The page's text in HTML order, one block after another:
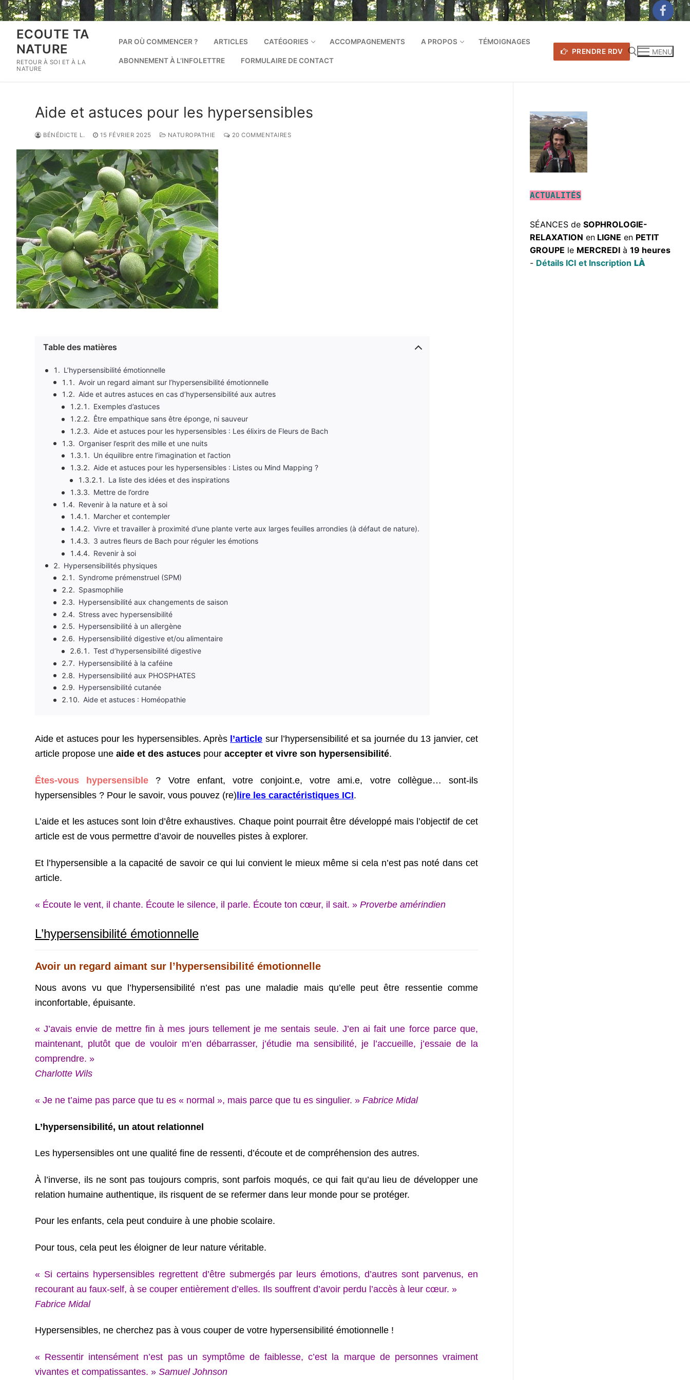
Aller
au
contenuECOUTE TA
NATURE
RETOUR À SOI ET À LA
NATURE
PAR OÙ COMMENCER ? ARTICLES CATÉGORIES ACCOMPAGNEMENTS A PROPOS TÉMOIGNAGES
ABONNEMENT À L’INFOLETTRE FORMULAIRE DE CONTACT
PRENDRE RDV MENU
Aide et astuces pour les hypersensibles
BÉNÉDICTE L. 15 FÉVRIER 2025 NATUROPATHIE 20 COMMENTAIRES
Table des matières
L’hypersensibilité émotionnelle
Avoir un regard aimant sur l’hypersensibilité émotionnelle
Aide et autres astuces en cas d’hypersensibilité aux autres
Exemples d’astuces
Être empathique sans être éponge, ni sauveur
Aide et astuces pour les hypersensibles : Les élixirs de Fleurs de Bach
Organiser l’esprit des mille et une nuits
Un équilibre entre l’imagination et l’action
Aide et astuces pour les hypersensibles : Listes ou Mind Mapping ?
La liste des idées et des inspirations
Mettre de l’ordre
Revenir à la nature et à soi
Marcher et contempler
Vivre et travailler à proximité d’une plante verte aux larges feuilles arrondies (à défaut de nature).
3 autres fleurs de Bach pour réguler les émotions
Revenir à soi
Hypersensibilités physiques
Syndrome prémenstruel (SPM)
Spasmophilie
Hypersensibilité aux changements de saison
Stress avec hypersensibilité
Hypersensibilité à un allergène
Hypersensibilité digestive et/ou alimentaire
Test d’hypersensibilité digestive
Hypersensibilité à la caféine
Hypersensibilité aux PHOSPHATES
Hypersensibilité cutanée
Aide et astuces : Homéopathie
Aide et astuces pour les hypersensibles. Après l’article sur l’hypersensibilité et sa journée du 13 janvier, cet
article propose une aide et des astuces pour accepter et vivre son hypersensibilité.
Êtes-vous hypersensible ? Votre enfant, votre conjoint.e, votre ami.e, votre collègue… sont-ils
hypersensibles ? Pour le savoir, vous pouvez (re)lire les caractéristiques ICI.
L’aide et les astuces sont loin d’être exhaustives. Chaque point pourrait être développé mais l’objectif de cet
article est de vous permettre d’avoir de nouvelles pistes à explorer.
Et l’hypersensible a la capacité de savoir ce qui lui convient le mieux même si cela n’est pas noté dans cet
article.
« Écoute le vent, il chante. Écoute le silence, il parle. Écoute ton cœur, il sait. » Proverbe amérindien
L’hypersensibilité émotionnelle
Avoir un regard aimant sur l’hypersensibilité émotionnelle
Nous avons vu que l’hypersensibilité n’est pas une maladie mais qu’elle peut être ressentie comme
inconfortable, épuisante.
« J’avais envie de mettre fin à mes jours tellement je me sentais seule. J’en ai fait une force parce que,
maintenant, plutôt que de vouloir m’en débarrasser, j’étudie ma sensibilité, je l’accueille, j’essaie de la
comprendre. »
Charlotte Wils
« Je ne t’aime pas parce que tu es « normal », mais parce que tu es singulier. » Fabrice Midal
L’hypersensibilité, un atout relationnel
Les hypersensibles ont une qualité fine de ressenti, d’écoute et de compréhension des autres.
À l’inverse, ils ne sont pas toujours compris, sont parfois moqués, ce qui fait qu’au lieu de développer une
relation humaine authentique, ils risquent de se refermer dans leur monde pour se protéger.
Pour les enfants, cela peut conduire à une phobie scolaire.
Pour tous, cela peut les éloigner de leur nature véritable.
« Si certains hypersensibles regrettent d’être submergés par leurs émotions, d’autres sont parvenus, en
recourant au faux-self, à se couper entièrement d’elles. Ils souffrent d’avoir perdu l’accès à leur cœur. »
Fabrice Midal
Hypersensibles, ne cherchez pas à vous couper de votre hypersensibilité émotionnelle !
« Ressentir intensément n’est pas un symptôme de faiblesse, c’est la marque de personnes vraiment
vivantes et compatissantes. » Samuel Johnson
ACTUALITÉS
SÉANCES de SOPHROLOGIE-
RELAXATION en LIGNE en PETIT
GROUPE le MERCREDI à 19 heures
- Détails ICI et Inscription LÀ